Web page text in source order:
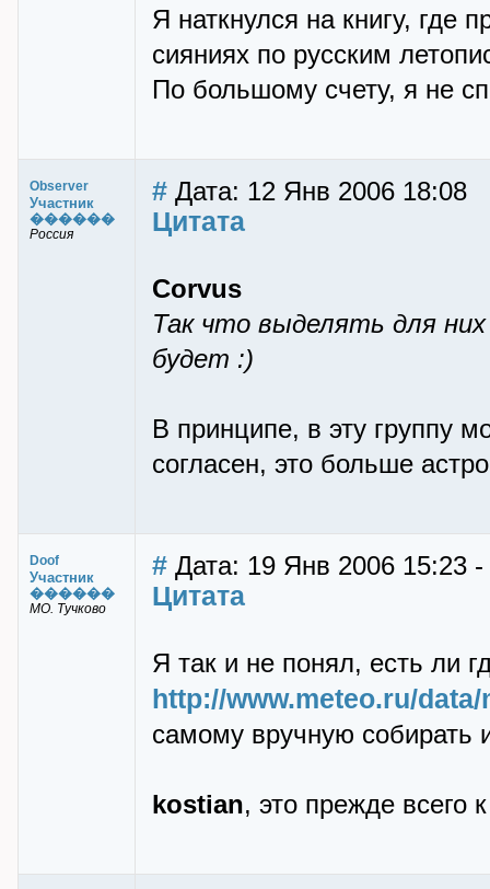
Я наткнулся на книгу, где
сияниях по русским
По большому счету, я не
Observer
Участник
������
Россия
# Дата: 12 Янв 2006 18:08
Цитата
Corvus
Так что выделять для
будет :)
В принципе, в эту группу
согласен, это больше
Doof
Участник
������
МО. Тучково
# Дата: 19 Янв 2006 15:23
Цитата
Я так и не понял, есть ли
http://www.meteo.ru/
самому вручную собирать
kostian, это прежде всего